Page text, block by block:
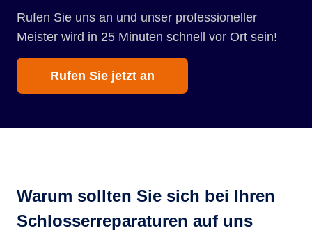
Rufen Sie uns an und unser professioneller
Meister wird in 25 Minuten schnell vor Ort sein!
Rufen Sie jetzt an
Warum sollten Sie sich bei Ihren
Schlosserreparaturen auf uns